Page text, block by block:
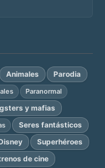
Animales
Parodia
Paranormal
y mafias
Seres fantásticos
Superhéroes
de cine